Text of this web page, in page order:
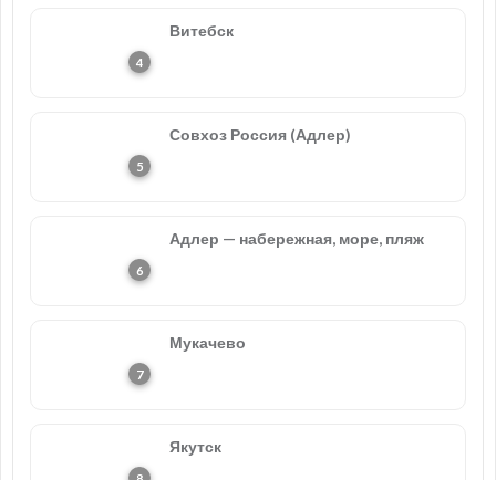
Витебск
Совхоз Россия (Адлер)
Адлер — набережная, море, пляж
Мукачево
Якутск